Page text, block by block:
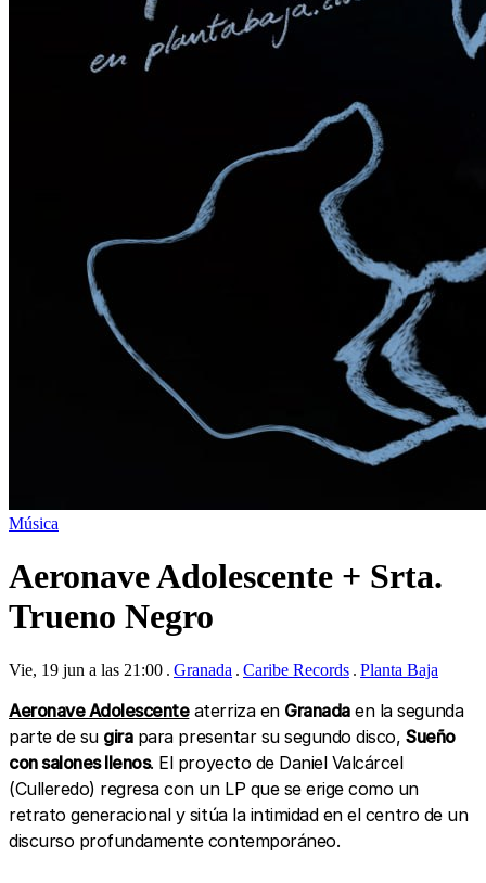
Música
Aeronave Adolescente + Srta.
Trueno Negro
Vie, 19 jun a las 21:00 Granada Caribe Records Planta Baja
Aeronave Adolescenteaterriza en Granadaen la segunda
parte de su girapara presentar su segundo disco,Sueño
con salones llenos. El proyecto de Daniel Valcárcel
(Culleredo) regresa con un LP que se erige como un
retrato generacional y sitúa la intimidad en el centro de un
discurso profundamente contemporáneo.